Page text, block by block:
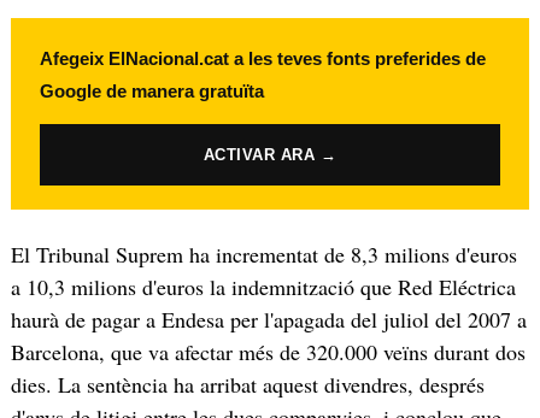
Afegeix ElNacional.cat a les teves fonts preferides de
Google de manera gratuïta
ACTIVAR ARA →
El Tribunal Suprem ha incrementat de 8,3 milions d'euros
a 10,3 milions d'euros la indemnització que Red Eléctrica
haurà de pagar a Endesa per l'apagada del juliol del 2007 a
Barcelona, que va afectar més de 320.000 veïns durant dos
dies. La sentència ha arribat aquest divendres, després